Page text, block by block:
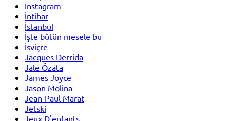
Instagram
İntihar
İstanbul
İşte bütün mesele bu
İsviçre
Jacques Derrida
Jale Özata
James Joyce
Jason Molina
Jean-Paul Marat
Jetski
Jeux D'enfants